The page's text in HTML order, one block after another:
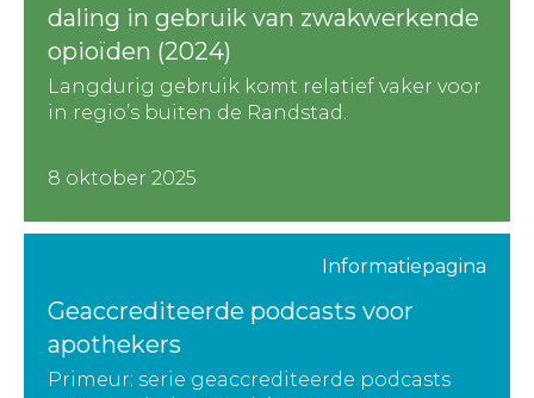
daling in gebruik van zwakwerkende
opioïden (2024)
Langdurig gebruik komt relatief vaker voor
in regio’s buiten de Randstad.
8 oktober 2025
Informatiepagina
Geaccrediteerde podcasts voor
apothekers
Primeur: serie geaccrediteerde podcasts